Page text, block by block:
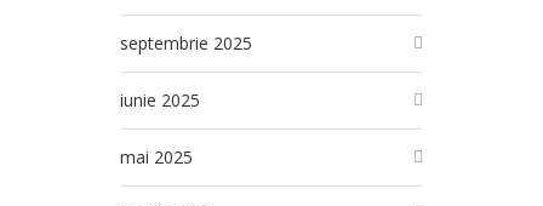
septembrie 2025
iunie 2025
mai 2025